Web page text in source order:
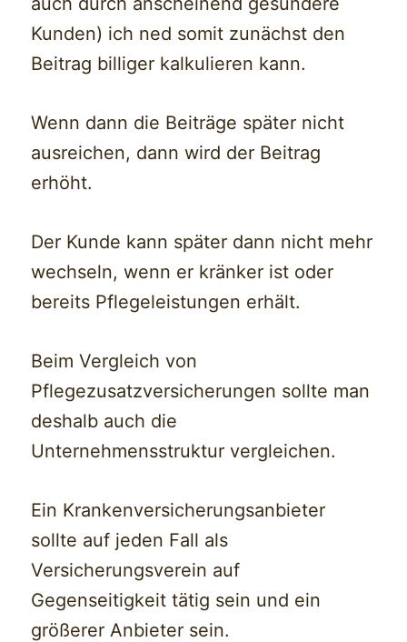
Kunden) ich ned somit zunächst den
Beitrag billiger kalkulieren kann.
Wenn dann die Beiträge später nicht
ausreichen, dann wird der Beitrag
erhöht.
Der Kunde kann später dann nicht mehr
wechseln, wenn er kränker ist oder
bereits Pflegeleistungen erhält.
Beim Vergleich von
Pflegezusatzversicherungen sollte man
deshalb auch die
Unternehmensstruktur vergleichen.
Ein Krankenversicherungsanbieter
sollte auf jeden Fall als
Versicherungsverein auf
Gegenseitigkeit tätig sein und ein
größerer Anbieter sein.